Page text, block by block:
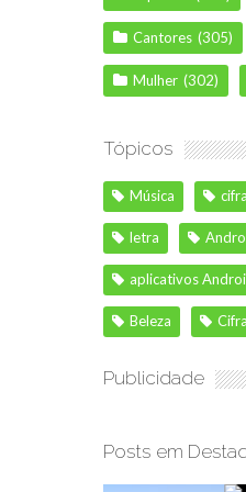
Cantores (305)
Mulher (302)
Tópicos
Música cifra
letra
aplicativos
Beleza
Publicidade
Posts em